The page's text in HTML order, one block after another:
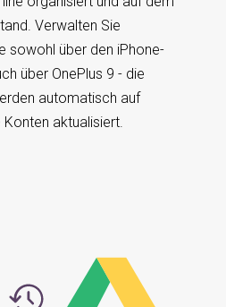
Verwalten Sie
sowohl über den iPhone-
über OnePlus 9 - die
automatisch auf
aktualisiert.